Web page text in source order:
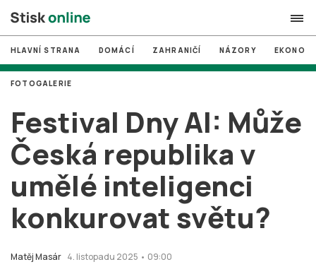
search
# MUNI
# Brno
# volby
login PŘIHLÁSIT SE
Zapomněli jste heslo?
HLAVNÍ STRANA DOMÁCÍ ZAHRANIČÍ NÁZORY
Festival Dny AI: Může
Česká republika v
umělé inteligenci
konkurovat světu?
Matěj Masár 4. listopadu 2025 • 09:00
FOTOGALERIE